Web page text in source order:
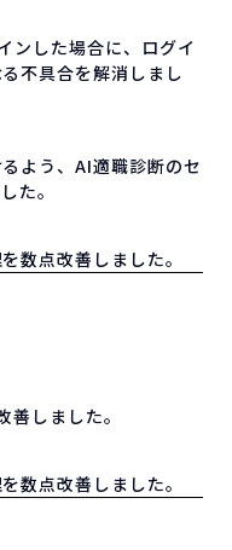
ンした場合に、ログイ
不具合を解消しまし
よう、AI適職診断のセ
た。
数点改善しました。
しました。
数点改善しました。